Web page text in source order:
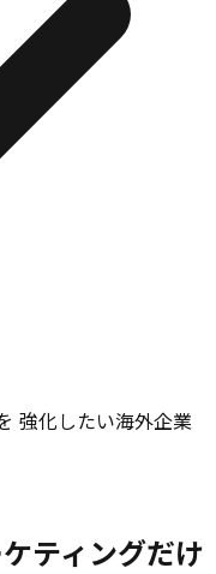
強化したい海外企業
ティングだけ